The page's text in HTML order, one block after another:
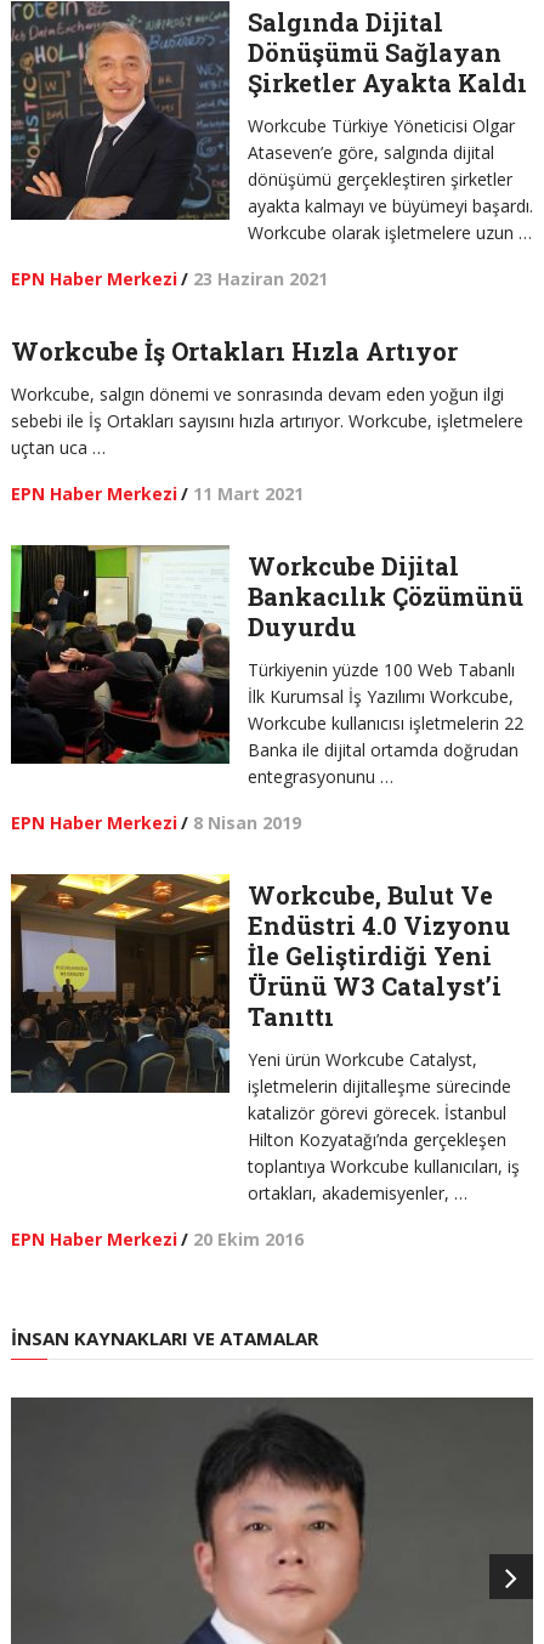
Salgında Dijital
Dönüşümü Sağlayan
Şirketler Ayakta Kaldı
Workcube Türkiye Yöneticisi Olgar
Ataseven’e göre, salgında dijital
dönüşümü gerçekleştiren şirketler
ayakta kalmayı ve büyümeyi başardı.
Workcube olarak işletmelere uzun …
EPN Haber Merkezi/ 23 Haziran 2021
Workcube İş Ortakları Hızla Artıyor
Workcube, salgın dönemi ve sonrasında devam eden yoğun ilgi
sebebi ile İş Ortakları sayısını hızla artırıyor. Workcube, işletmelere
uçtan uca …
EPN Haber Merkezi/ 11 Mart 2021
Workcube Dijital
Bankacılık Çözümünü
Duyurdu
Türkiyenin yüzde 100 Web Tabanlı
İlk Kurumsal İş Yazılımı Workcube,
Workcube kullanıcısı işletmelerin 22
Banka ile dijital ortamda doğrudan
entegrasyonunu …
EPN Haber Merkezi/ 8 Nisan 2019
Workcube, Bulut Ve
Endüstri 4.0 Vizyonu
İle Geliştirdiği Yeni
Ürünü W3 Catalyst’i
Tanıttı
Yeni ürün Workcube Catalyst,
işletmelerin dijitalleşme sürecinde
katalizör görevi görecek. İstanbul
Hilton Kozyatağı’nda gerçekleşen
toplantıya Workcube kullanıcıları, iş
ortakları, akademisyenler, …
EPN Haber Merkezi/ 20 Ekim 2016
İNSAN KAYNAKLARI VE ATAMALAR